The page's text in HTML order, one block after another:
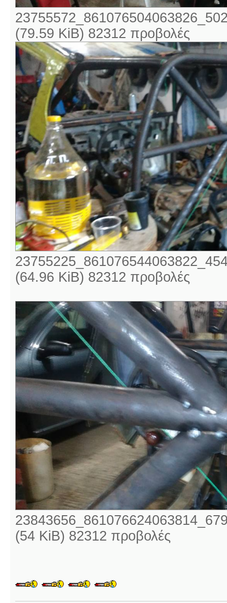
(79.59 KiB) 82312 προβολές
(64.96 KiB) 82312 προβολές
(54 KiB) 82312 προβολές